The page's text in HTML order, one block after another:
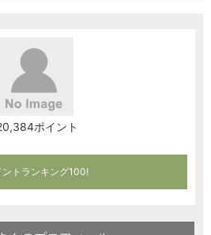
ポイント
ントランキング100!